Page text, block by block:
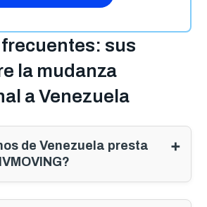
sus
la mudanza
a Venezuela
de Venezuela presta